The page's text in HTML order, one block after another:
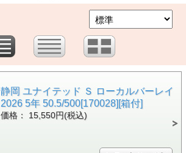
静岡 ユナイテッド Ｓ ローカルバーレイ
2026 5年 50.5/500[170028][箱付]
価格： 15,550円(税込)